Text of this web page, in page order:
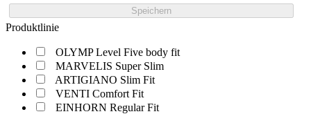
Speichern
Produktlinie
OLYMP Level Five body fit
MARVELIS Super Slim
ARTIGIANO Slim Fit
VENTI Comfort Fit
EINHORN Regular Fit